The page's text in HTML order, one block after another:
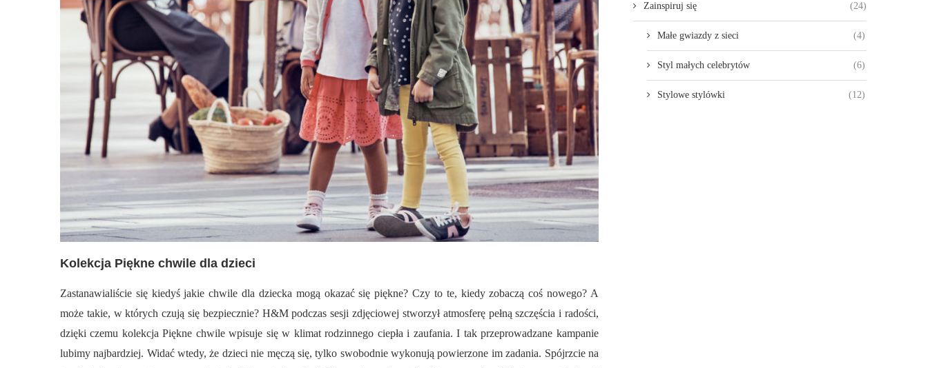
Kolekcja Piękne chwile dla dzieci
Zastanawialiście się kiedyś jakie chwile dla dziecka mogą okazać się piękne? Czy to te, kiedy zobaczą coś nowego? A
może takie, w których czują się bezpiecznie? H&M podczas sesji zdjęciowej stworzył atmosferę pełną szczęścia i radości,
dzięki czemu kolekcja Piękne chwile wpisuje się w klimat rodzinnego ciepła i zaufania. I tak przeprowadzane kampanie
lubimy najbardziej. Widać wtedy, że dzieci nie męczą się, tylko swobodnie wykonują powierzone im zadania. Spójrzcie na
Zainspiruj się (24)
Małe gwiazdy z sieci (4)
Styl małych celebrytów (6)
Stylowe stylówki (12)